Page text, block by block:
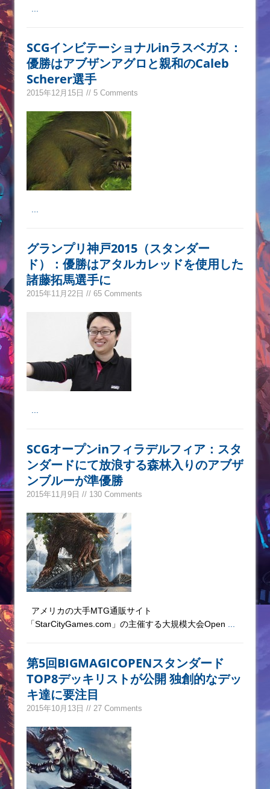
SCGインビテーショナルinラスベガス：
優勝はアブザンアグロと親和のCaleb
Scherer選手
2015年12月15日 // 5 Comments
グランプリ神戸2015（スタンダー
ド）：優勝はアタルカレッドを使用した
諸藤拓馬選手に
2015年11月22日 // 65 Comments
SCGオープンinフィラデルフィア：スタ
ンダードにて放浪する森林入りのアブザ
ンブルーが準優勝
2015年11月9日 // 130 Comments
アメリカの大手MTG通販サイト
「StarCityGames.com」の主催する大規模大会Open
第5回BIGMAGICOPENスタンダード
TOP8デッキリストが公開 独創的なデッ
キ達に要注目
2015年10月13日 // 27 Comments